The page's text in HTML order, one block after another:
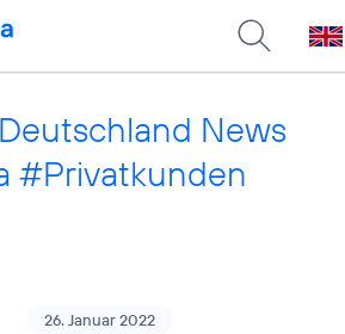
News
#Privatkunden
26. Januar 2022